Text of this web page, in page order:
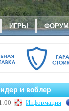
ИГРЫ ФОРУМ
и воблер
Информация